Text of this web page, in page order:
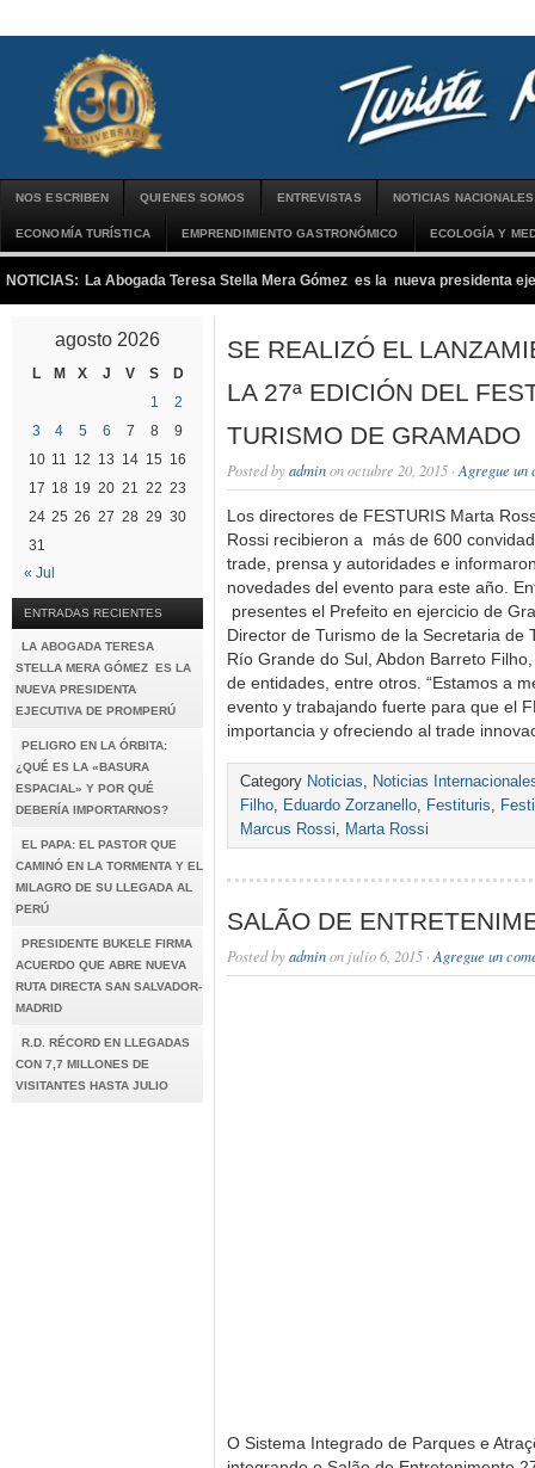
NOS ESCRIBEN QUIENES SOMOS ENTREVISTAS NOTICIAS NACIONALES
ECONOMÍA TURÍSTICA EMPRENDIMIENTO GASTRONÓMICO ECOLOGÍA Y
NOTICIAS: La Abogada Teresa Stella Mera Gómez es la nueva presidenta
agosto 2026
L M X J V S
D
1
2
3
4 5 6 7 8
9
10 11 12 13 14 15 16
17 18 19 20 21 22 23
24 25 26 27 28 29 30
31
« Jul
ENTRADAS RECIENTES
LA ABOGADA TERESA
STELLA MERA GÓMEZ ES LA
NUEVA PRESIDENTA
EJECUTIVA DE PROMPERÚ
PELIGRO EN LA ÓRBITA:
¿QUÉ ES LA «BASURA
ESPACIAL» Y POR QUÉ
DEBERÍA IMPORTARNOS?
EL PAPA: EL PASTOR QUE
CAMINÓ EN LA TORMENTA Y EL
MILAGRO DE SU LLEGADA AL
PERÚ
PRESIDENTE BUKELE FIRMA
ACUERDO QUE ABRE NUEVA
RUTA DIRECTA SAN SALVADOR-
MADRID
R.D. RÉCORD EN LLEGADAS
CON 7,7 MILLONES DE
VISITANTES HASTA JULIO
SE REALIZÓ EL
LA 27ª EDICIÓN DEL
TURISMO DE GRAMADO
Posted byadminon octubre 20, 2015 · Agregue un
Los directores de FESTURIS Marta
Rossi recibieron a más de 600
trade, prensa y autoridades e
novedades del evento para este año.
presentes el Prefeito en ejercicio de
Director de Turismo de la Secretaria de
Río Grande do Sul, Abdon Barreto
de entidades, entre otros. “Estamos a
evento y trabajando fuerte para que el
importancia y ofreciendo al trade
Category Noticias, Noticias
Filho, Eduardo Zorzanello, Festituris,
Marcus Rossi, Marta Rossi
SALÃO DE
Posted byadminon julio 6, 2015 · Agregue un
O Sistema Integrado de Parques e